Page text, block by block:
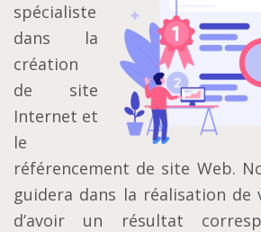
spécialiste
dans la
création
de site
Internet et
le
référencement de site Web.
guidera dans la réalisation
d’avoir un résultat